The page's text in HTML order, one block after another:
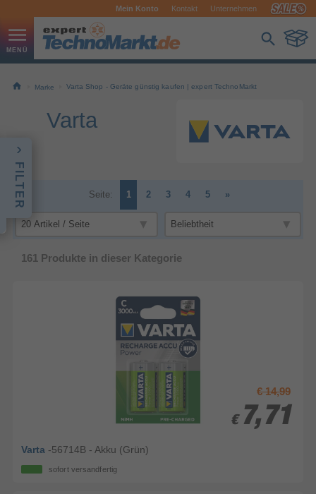
Mein Konto Kontakt Unternehmen
FILTER
Marke Varta Shop - Geräte günstig kaufen | expert TechnoMarkt
Varta
Seite: 1 2 3 4 5 »
161 Produkte in dieser Kategorie
€ 14,99
€ 7,71
€ 7,71
Varta -56714B - Akku (Grün)
sofort versandfertig